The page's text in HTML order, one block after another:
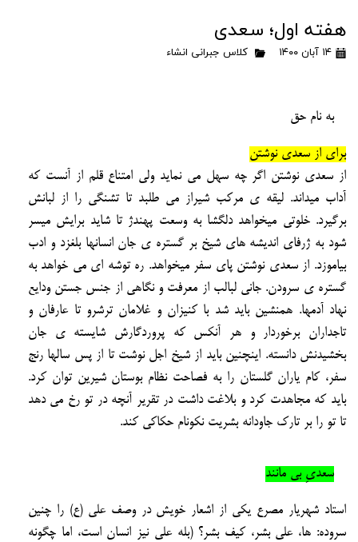
هفته اول؛ سعدی
۱۴ آبان ۱۴۰۰ کلاس جبرانی انشاء
به نام حق
برای از سعدی نوشتن
از سعدی نوشتن اگر چه سهل می نماید ولی امتناع قلم از آنست که
آداب میداند. لیقه ی مرکب شیراز می طلبدتا تشنگی را از لبانش
برگیرد. خلوتی میخواهد دلگشا به وسعت پهندژ تا شاید برایش میسر
شود به ژرفای اندیشه های شیخ بر گستره ی جان انسانها بلغزد و ادب
بیاموزد. از سعدی نوشتن پای سفر میخواهد. ره توشه ای می خواهد به
گستره ی سرودن. جانی لبالب از معرفت و نگاهی از جنس جستن ودایع
نهاد آدمها. همنشین باید شدبا کنیزان و غلامان ترشرو تا عارفان و
تاجداران برخوردار و هر آنکس که پروردگارش شایسته ی جان
بخشیدنشدانسته. اینچنین باید از شیخ اجل نوشت تا از پس سالها رنج
سفر، کام یاران گلستان را به فصاحت نظام بوستانشیرین توان کرد.
باید که مجاهدت کرد و بلاغت داشت در تقریر آنچه در تو رخ می دهد
تا تو را بر تارک جاودانهبشریت نکونام حکاکی کند.
سعدیِ بی مانند
استاد شهریار مصرع یکی از اشعار خویش در وصف علی (ع) را چنین
سروده: ها، علی بشر، کیفبشر؟ (بله علی نیز انسان است، اما چگونه